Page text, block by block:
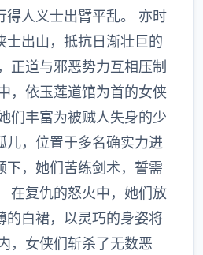
得人义士出臂平乱。 亦时
士出山，抵抗日渐壮巨的
正道与邪恶势力互相压制
，依玉莲道馆为首的女侠
们丰富为被贼人失身的少
儿，位置于多名确实力进
下，她们苦练剑术，誓需
在复仇的怒火中，她们放
的白裙，以灵巧的身姿将
，女侠们斩杀了无数恶